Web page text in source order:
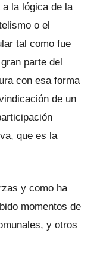
la lógica de la
o el
tal como fue
parte del
con esa forma
de un
que es la
y como ha
momentos de
y otros